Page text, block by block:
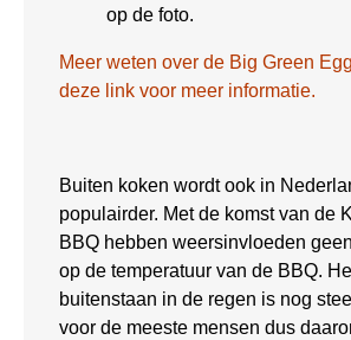
op de foto.
Meer weten over de Big Green
deze link voor meer informatie.
Buiten koken wordt ook in
populairder. Met de komst van de
BBQ hebben weersinvloeden
op de temperatuur van de BBQ.
buitenstaan in de regen is nog
voor de meeste mensen dus